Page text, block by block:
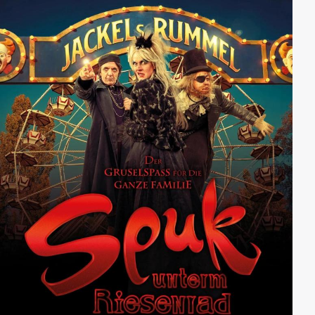
absehbare Zeit ohne Kontakt zur Außenwelt
“überstehen” kann.